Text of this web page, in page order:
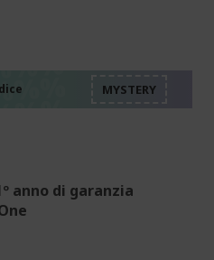
anno di garanzia